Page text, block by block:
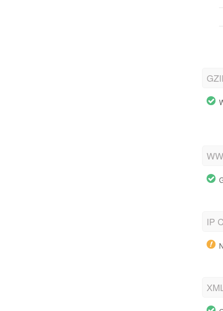
IP